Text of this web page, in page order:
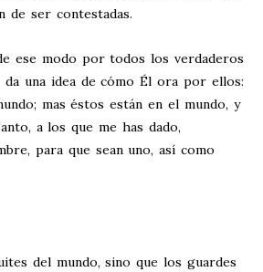
de ser contestadas.
ese modo por todos los verdaderos
da una idea de cómo Él ora por ellos:
mas éstos están en el mundo, y
a los que me has dado,
para que sean uno, así como
del mundo, sino que los guardes